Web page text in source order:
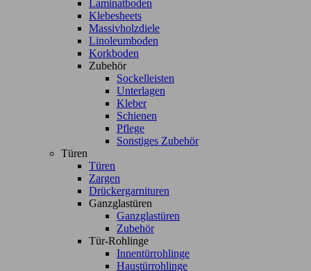
Laminatboden
Klebesheets
Massivholzdiele
Linoleumboden
Korkboden
Zubehör
Sockelleisten
Unterlagen
Kleber
Schienen
Pflege
Sonstiges Zubehör
Türen
Türen
Zargen
Drückergarnituren
Ganzglastüren
Ganzglastüren
Zubehör
Tür-Rohlinge
Innentürrohlinge
Haustürrohlinge